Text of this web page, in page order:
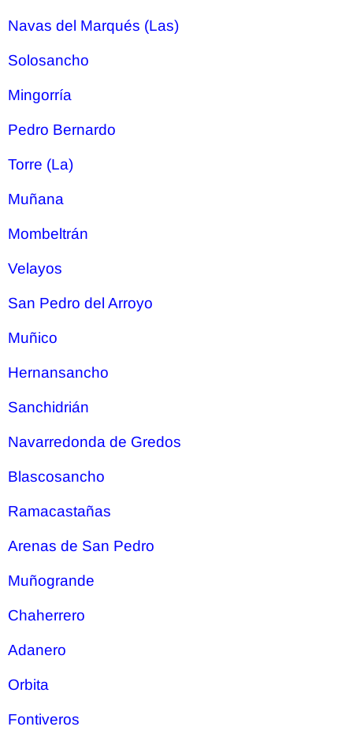
Navas del Marqués (Las)
Solosancho
Mingorría
Pedro Bernardo
Torre (La)
Muñana
Mombeltrán
Velayos
San Pedro del Arroyo
Muñico
Hernansancho
Sanchidrián
Navarredonda de Gredos
Blascosancho
Ramacastañas
Arenas de San Pedro
Muñogrande
Chaherrero
Adanero
Orbita
Fontiveros